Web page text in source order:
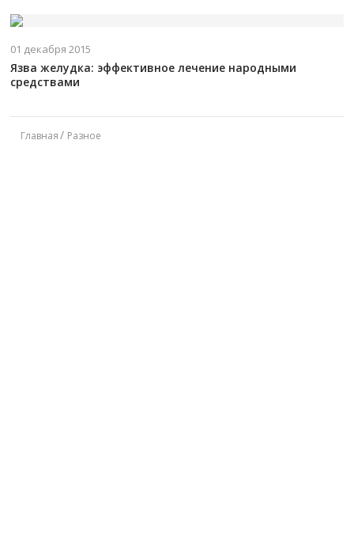
01 декабря 2015
Язва желудка: эффективное лечение народными
средствами
Главная Разное